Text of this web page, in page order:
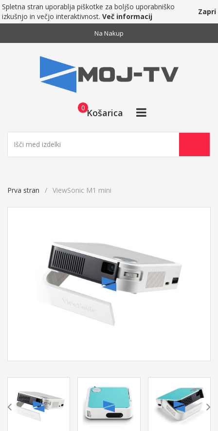
Spletna stran uporablja piškotke za boljšo uporabniško
izkušnjo in večjo interaktivnost. Več informacij
Zapri
Na Nakup
Košarica
0
Prva stran ViewSonic M1 mini